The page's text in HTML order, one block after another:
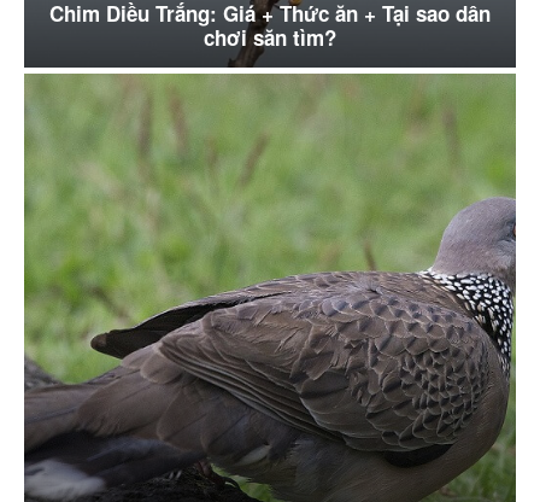
Chim Diều Trắng: Giá + Thức ăn + Tại sao dân
chơi săn tìm?